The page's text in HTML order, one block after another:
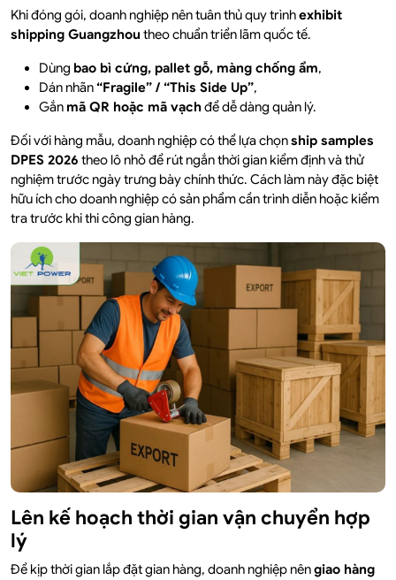
Khi đóng gói, doanh nghiệp nên tuân thủ quy trìnhexhibit
shipping Guangzhou theo chuẩn triển lãm quốc tế.
Dùng bao bì cứng, pallet gỗ, màng chống ẩm,
Dán nhãn“Fragile” / “This Side Up”,
Gắn mã QR hoặc mã vạchđể dễ dàng quản lý.
Đối với hàng mẫu, doanh nghiệp có thể lựa chọnship samples
DPES 2026 theo lô nhỏ để rút ngắn thời gian kiểm định và thử
nghiệm trước ngày trưng bày chính thức. Cách làm này đặc biệt
hữu ích cho doanh nghiệp có sản phẩm cần trình diễn hoặc kiểm
tra trước khi thi công gian hàng.
Lên kế hoạch thời gian vận chuyển hợp
lý
Để kịp thời gian lắp đặt gian hàng, doanh nghiệp nêngiao hàng